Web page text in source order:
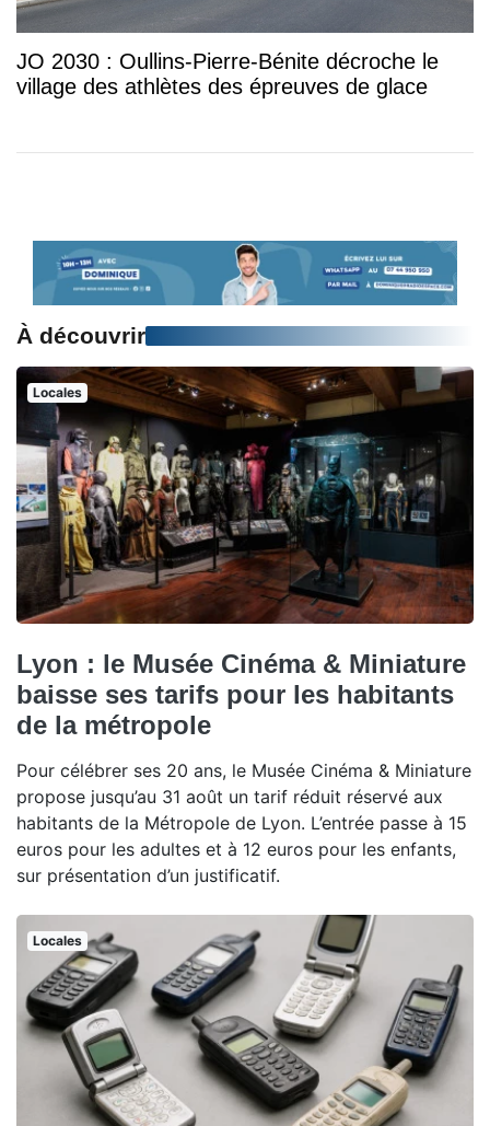
JO 2030 : Oullins-Pierre-Bénite décroche le
village des athlètes des épreuves de glace
À découvrir
Locales
Lyon : le Musée Cinéma & Miniature
baisse ses tarifs pour les habitants
de la métropole
Pour célébrer ses 20 ans, le Musée Cinéma & Miniature
propose jusqu’au 31 août un tarif réduit réservé aux
habitants de la Métropole de Lyon. L’entrée passe à 15
euros pour les adultes et à 12 euros pour les enfants,
sur présentation d’un justificatif.
Locales